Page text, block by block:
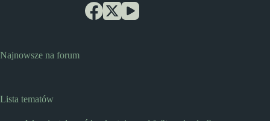
Najnowsze na forum
Lista tematów